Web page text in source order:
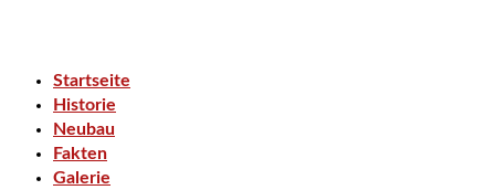
Startseite
Historie
Neubau
Fakten
Galerie